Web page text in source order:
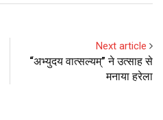
Next article
“अभ्युदय वात्सल्यम्” ने उत्साह से
मनाया हरेला